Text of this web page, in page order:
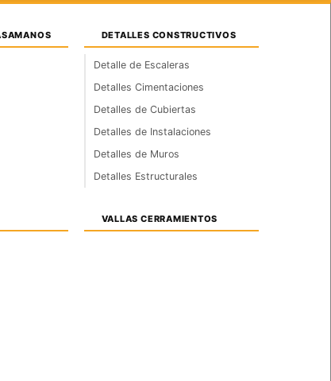
DETALLES CONSTRUCTIVOS
Detalle de Escaleras
Detalles Cimentaciones
Detalles de Cubiertas
Detalles de Instalaciones
Detalles de Muros
Detalles Estructurales
VALLAS CERRAMIENTOS
Gratis –